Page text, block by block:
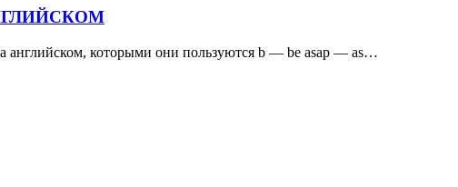
английском, которыми они пользуются b — be asap — as…